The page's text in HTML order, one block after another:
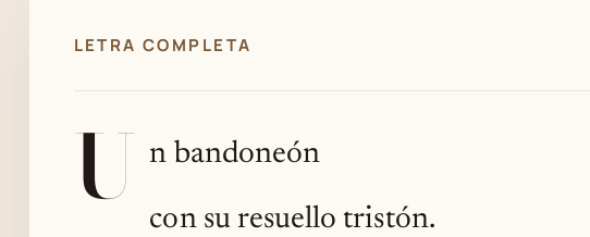
LETRA COMPLETA
U n bandoneón
con su resuello tristón.